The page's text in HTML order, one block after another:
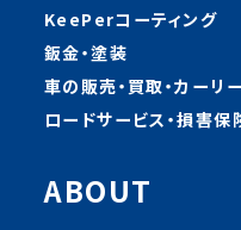
KeePerコーティング
鈑金・塗装
車の販売・買取・カーリ
ロードサービス・損害保
ABOUT